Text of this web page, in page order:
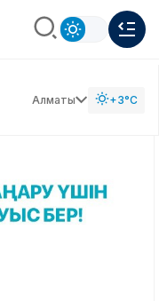
Алматы +3°C